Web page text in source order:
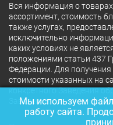
Вся информация о
ассортимент, стоимость
также услугах,
исключительно
каких условиях не
положениями статьи 437
Федерации. Для
стоимости указанных на
конкретного Заведения
Заведение.
Мы используем
работу сайта.